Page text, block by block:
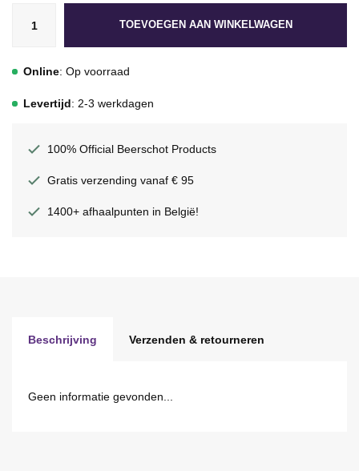
TOEVOEGEN AAN WINKELWAGEN
Online: Op voorraad
Levertijd: 2-3 werkdagen
100% Official Beerschot Products
Gratis verzending vanaf € 95
1400+ afhaalpunten in België!
Beschrijving Verzenden & retourneren
Geen informatie gevonden...